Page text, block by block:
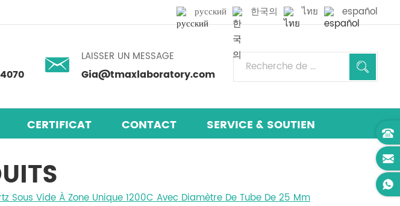
русский 한국의 ไทย español
LAISSER UN MESSAGE
Gia@tmaxlaboratory.com
CERTIFICAT CONTACT SERVICE & SOUTIEN
Sous Vide À Zone Unique 1200C Avec Diamètre De Tube De 25 Mm